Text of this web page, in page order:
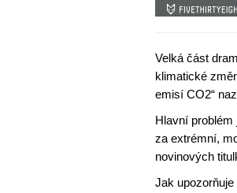
Velká část
klimatické
emisí CO2“
Hlavní
za extrémní,
novinových
Jak